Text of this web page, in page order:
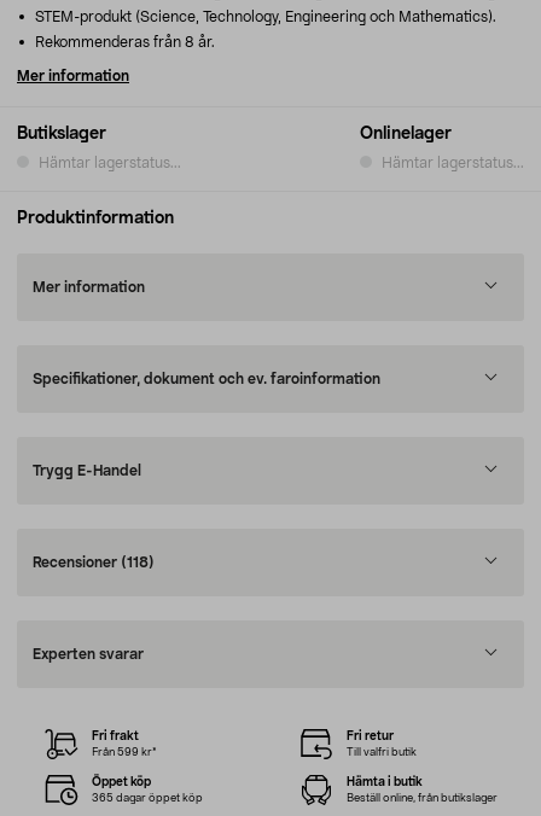
Butikslager
Hämtar lagerstatus...
Onlinelager
Hämtar lagerstatus...
STEM-produkt (Science, Technology, Engineering och Mathematics).
Rekommenderas från 8 år.
Mer information
Produktinformation
Mer information
Specifikationer, dokument och ev. faroinformation
Trygg E-Handel
Recensioner (118)
Experten svarar
Fri frakt
Från 599 kr*
Fri retur
Till valfri butik
Öppet köp
365 dagar öppet köp
Hämta i butik
Beställ online, från butikslager